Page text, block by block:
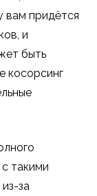
вам придётся
и
быть
косорсинг
такими
за